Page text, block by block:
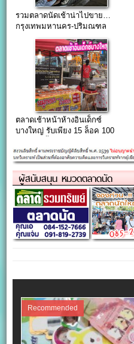
รวมตลาดนัดเช้าน่าไปขาย…
กรุงเทพมหานคร-ปริมณฑล
ตลาดเช้าหน้าห้างอินเด็กซ์
บางใหญ่ รับเพียง 15 ล็อค 100
ผู้สนับสนุน หมวดตลาดนัด
Recommended